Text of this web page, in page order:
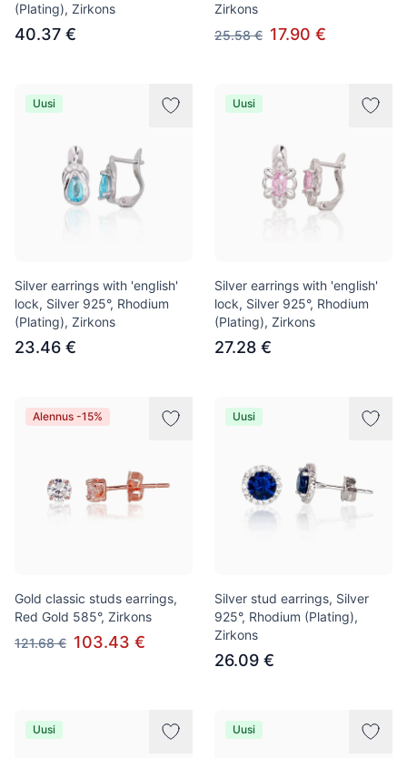
(Plating), Zirkons
40.37 €
Zirkons
25.58 € 17.90 €
Uusi
Silver earrings with 'english'
lock, Silver 925°, Rhodium
(Plating), Zirkons
23.46 €
Uusi
Silver earrings with 'english'
lock, Silver 925°, Rhodium
(Plating), Zirkons
27.28 €
Alennus -15%
Gold classic studs earrings,
Red Gold 585°, Zirkons
121.68 € 103.43 €
Uusi
Silver stud earrings, Silver
925°, Rhodium (Plating),
Zirkons
26.09 €
Uusi Uusi